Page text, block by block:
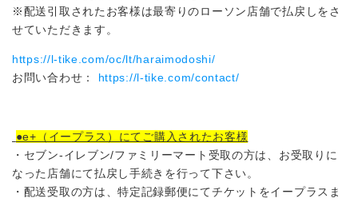
※配送引取されたお客様は最寄りのローソン店舗で払戻しをさ
せていただきます。
https://l-tike.com/oc/lt/haraimodoshi/
お問い合わせ： https://l-tike.com/contact/
●e+（イープラス）にてご購入されたお客様
・セブン-イレブン/ファミリーマート受取の方は、お受取りに
なった店舗にて払戻し手続きを行って下さい。
・配送受取の方は、特定記録郵便にてチケットをイープラスま